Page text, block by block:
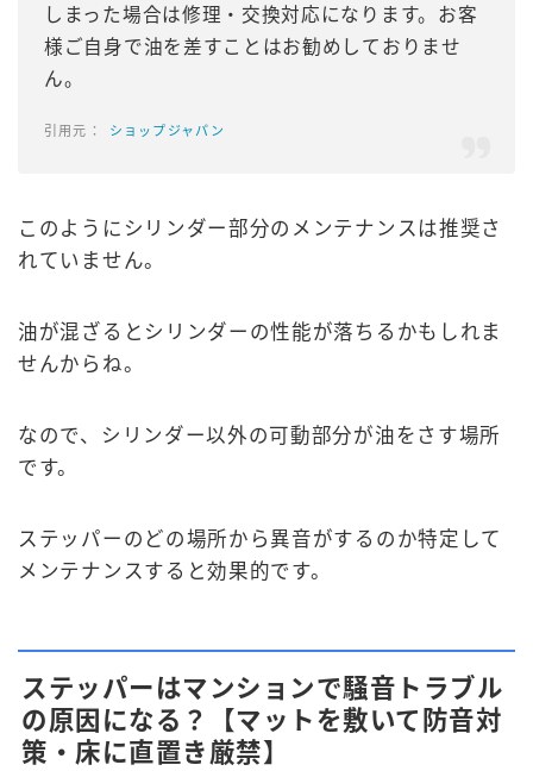
しまった場合は修理・交換対応になります。お客
様ご自身で油を差すことはお勧めしておりませ
ん。
ショップジャパン
このようにシリンダー部分のメンテナンスは推奨さ
れていません。
油が混ざるとシリンダーの性能が落ちるかもしれま
せんからね。
なので、シリンダー以外の可動部分が油をさす場所
です。
ステッパーのどの場所から異音がするのか特定して
メンテナンスすると効果的です。
ステッパーはマンションで騒音トラブル
の原因になる？【マットを敷いて防音対
策・床に直置き厳禁】